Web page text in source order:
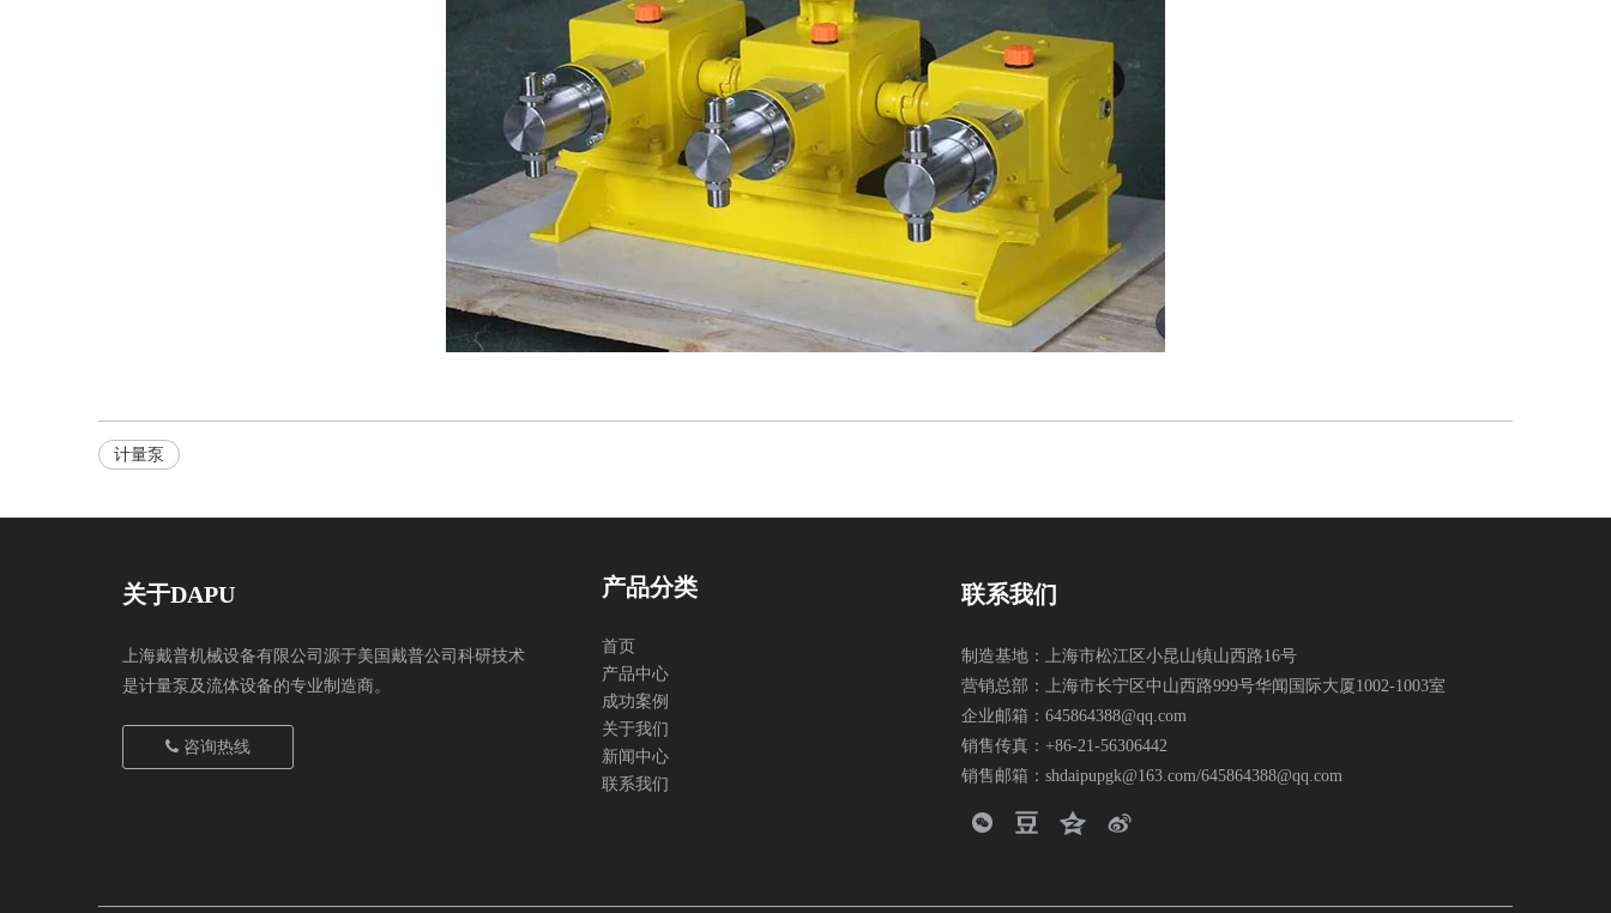
计量泵
关于DAPU
上海戴普机械设备有限公司源于美国戴普公司科研技术
是计量泵及流体设备的专业制造商。
咨询热线
产品分类
首页
产品中心
成功案例
关于我们
新闻中心
联系我们
联系我们
制造基地：上海市松江区小昆山镇山西路16号
营销总部：上海市长宁区中山西路999号华闻国际大厦1002-1003室
企业邮箱： 645864388@qq.com
销售传真：+86-21-56306442
销售邮箱： shdaipupgk@163.com/645864388@qq.com